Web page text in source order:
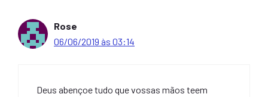
Rose
06/06/2019 às 03:14
Deus abençoe tudo que vossas mãos teem